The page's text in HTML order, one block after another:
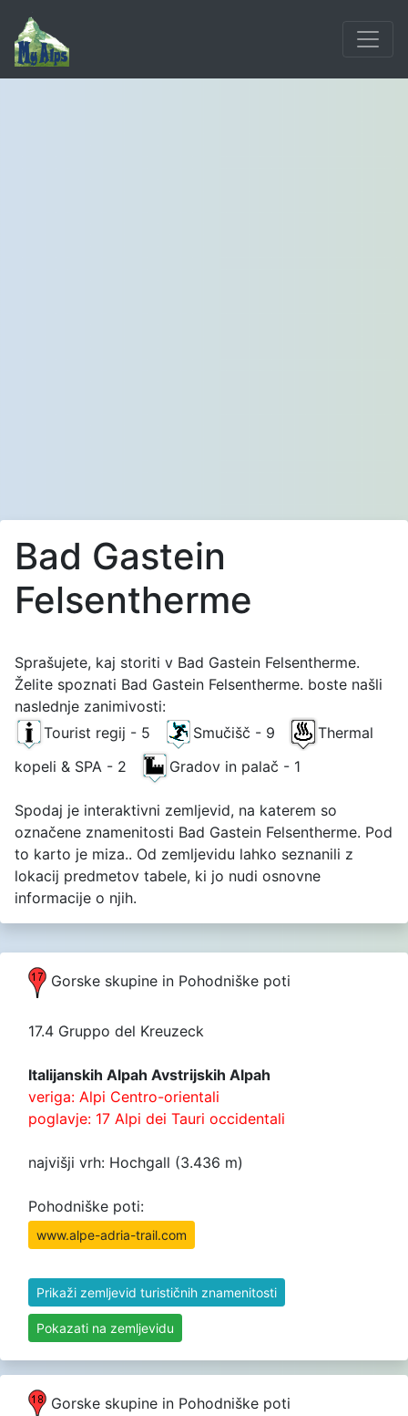
Bad Gastein
Felsentherme
Sprašujete, kaj storiti v Bad Gastein Felsentherme.
Želite spoznati Bad Gastein Felsentherme. boste našli
naslednje zanimivosti:
Tourist regij - 5
Smučišč - 9
Thermal
kopeli & SPA - 2
Gradov in palač - 1
Spodaj je interaktivni zemljevid, na katerem so
označene znamenitosti Bad Gastein Felsentherme. Pod
to karto je miza.. Od zemljevidu lahko seznanili z
lokacij predmetov tabele, ki jo nudi osnovne
informacije o njih.
Gorske skupine in Pohodniške poti
17.4 Gruppo del Kreuzeck
Italijanskih Alpah Avstrijskih Alpah
veriga: Alpi Centro-orientali
poglavje: 17 Alpi dei Tauri occidentali
najvišji vrh: Hochgall (3.436 m)
Pohodniške poti:
www.alpe-adria-trail.com
Prikaži zemljevid turističnih znamenitosti
Pokazati na zemljevidu
Gorske skupine in Pohodniške poti